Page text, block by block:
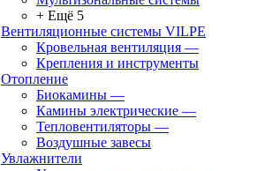
+ Ещё 5
Вентиляционные системы VILPE
Кровельная вентиляция —
Крепления и инструменты
Отопление
Биокамины —
Камины электрические —
Тепловентиляторы —
Воздушные завесы
Увлажнители